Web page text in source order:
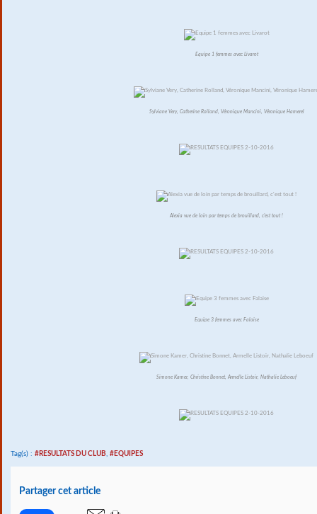
Equipe 1 femmes avec Livarot
Sylviane Very, Catherine Rolland, Véronique Mancini, Véronique Hamerel
Alexia vue de loin par temps de brouillard, c'est tout !
Equipe 3 femmes avec Falaise
Simone Kamer, Christine Bonnet, Armelle Listoir, Nathalie Leboeuf
Tag(s) : #RESULTATS DU CLUB, #EQUIPES
Partager cet article